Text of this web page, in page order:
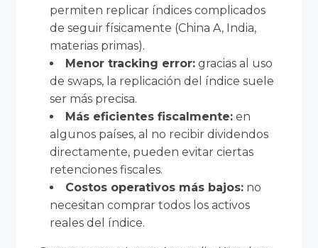
permiten replicar índices complicados
de seguir físicamente (China A, India,
materias primas).
Menor tracking error: gracias al uso
de swaps, la replicación del índice suele
ser más precisa.
Más eficientes fiscalmente: en
algunos países, al no recibir dividendos
directamente, pueden evitar ciertas
retenciones fiscales.
Costos operativos más bajos: no
necesitan comprar todos los activos
reales del índice.